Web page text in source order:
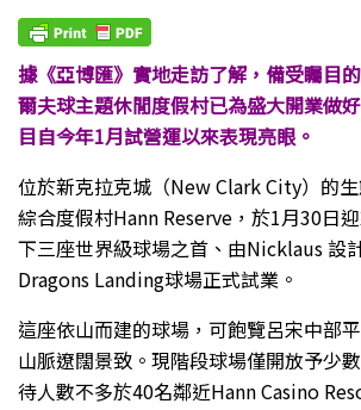
據《亞博匯》實地走訪了解，備受矚目
爾夫球主題休閒度假村已為盛大開業做
目自今年1月試營運以來表現亮眼。
位於新克拉克城（New Clark City）的
綜合度假村Hann Reserve，於1月30日
下三座世界級球場之首、由Nicklaus 設
Dragons Landing球場正式試業。
這座依山而建的球場，可飽覽呂宋中部
山脈遼闊景致。現階段球場僅開放予少
待人數不多於40名鄰近Hann Casino